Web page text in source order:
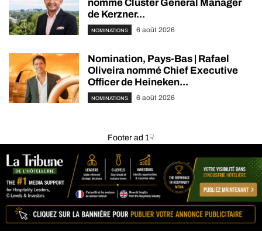
nommé Cluster General Manager
de Kerzner...
NOMINATIONS 6 août 2026
Nomination, Pays-Bas | Rafael
Oliveira nommé Chief Executive
Officer de Heineken...
NOMINATIONS 6 août 2026
Footer ad 1☟